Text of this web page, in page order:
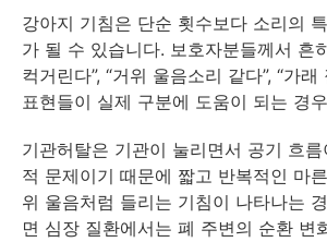
강아지 기침은 단순 횟수보다 소리의
가 될 수 있습니다. 보호자분들께서 흔
컥거린다”, “거위 울음소리 같다”, “가
표현들이 실제 구분에 도움이 되는 경
기관허탈은 기관이 눌리면서 공기 흐
적 문제이기 때문에 짧고 반복적인 마
위 울음처럼 들리는 기침이 나타나는
면 심장 질환에서는 폐 주변의 순환 변